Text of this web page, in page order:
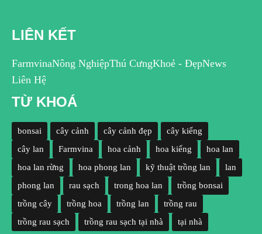
LIÊN KẾT
FarmvinaNông NghiệpThú CưngKhoẻ - ĐẹpNews
Liên Hệ
TỪ KHOÁ
bonsai cây cảnh cây cảnh đẹp
cây kiểng
cây lan
Farmvina hoa cảnh hoa kiểng
hoa lan
hoa lan rừng
hoa phong lan kỹ thuật trồng lan
lan
phong lan
rau sạch trong hoa lan
trồng bonsai
trồng cây
trồng hoa trồng lan
trồng rau
trồng rau sạch
trồng rau sạch tại nhà tại nhà